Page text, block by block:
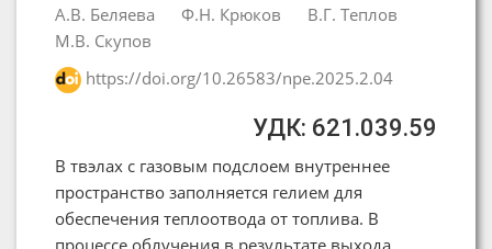
А.В. Беляева
Ф.Н. Крюков
В.Г. Теплов
М.В. Скупов
https://doi.org/10.26583/npe.2025.2.04
УДК: 621.039.59
В твэлах с газовым подслоем внутреннее
пространство заполняется гелием для
обеспечения теплоотвода от топлива. В
процессе облучения в результате выхода